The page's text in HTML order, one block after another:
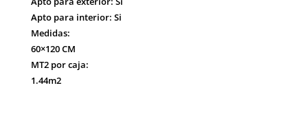
Apto para interior: Si
Medidas:
60×120 CM
MT2 por caja:
1.44m2